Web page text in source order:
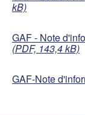
kB)
GAF - Note
(PDF, 143,4 kB)
GAF-Note